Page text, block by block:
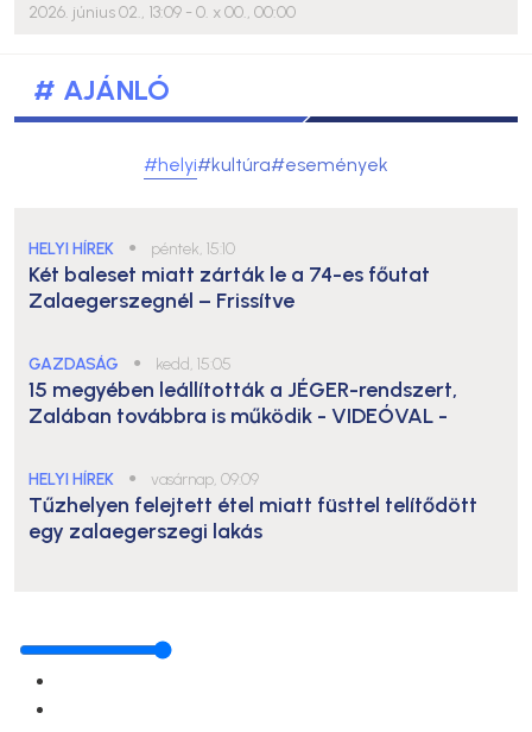
2026. június 02., 13:09 - 0. x 00., 00:00
# AJÁNLÓ
#helyi#kultúra#események
HELYI HÍREK ● péntek, 15:10
Két baleset miatt zárták le a 74-es főutat
Zalaegerszegnél – Frissítve
GAZDASÁG ● kedd, 15:05
15 megyében leállították a JÉGER-rendszert,
Zalában továbbra is működik - VIDEÓVAL -
HELYI HÍREK ● vasárnap, 09:09
Tűzhelyen felejtett étel miatt füsttel telítődött
egy zalaegerszegi lakás